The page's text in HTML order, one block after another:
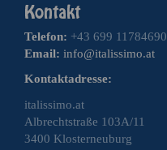
Telefon: +43 699 11784690
Email: info@italissimo.at
Kontaktadresse:
italissimo.at
Albrechtstraße 103A/11
3400 Klosterneuburg